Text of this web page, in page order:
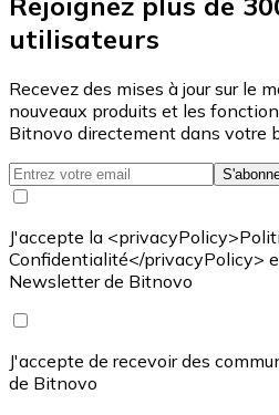
utilisateurs
Recevez des mises à jour sur le
nouveaux produits et les
Bitnovo directement dans votre
J'accepte la
Confidentialité</privacyPolicy>
Newsletter de Bitnovo
J'accepte de recevoir des
de Bitnovo